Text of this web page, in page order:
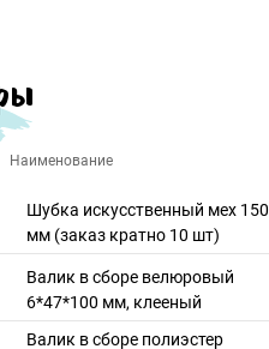
Наименование
Шубка искусственный мех 150
мм (заказ кратно 10 шт)
Валик в сборе велюровый
6*47*100 мм, клееный
Валик в сборе полиэстер